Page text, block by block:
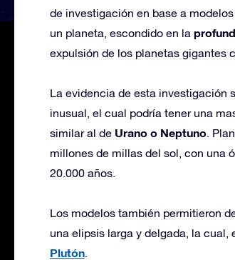
de investigación en base a
un planeta, escondido en la
expulsión de los planetas gigantes
La evidencia de esta investigación
inusual, el cual podría tener una
similar al de Urano o Neptuno.
millones de millas del sol, con una
20.000 años.
Los modelos también permitieron
una elipsis larga y delgada, la
Plutón.